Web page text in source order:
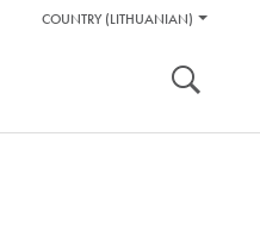
Pagalbos
COUNTRY (LITHUANIAN)